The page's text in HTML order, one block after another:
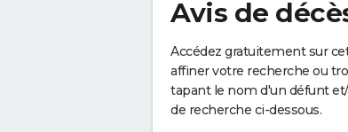
Avis de
Accédez gratuitement sur
affiner votre recherche ou
tapant le nom d'un défunt
de recherche ci-dessous.